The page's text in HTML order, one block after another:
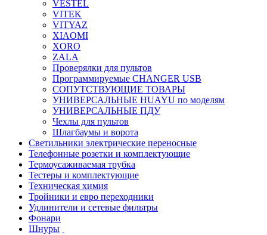
VESTEL
VITEK
VITYAZ
XIAOMI
XORO
ZALA
Проверялки для пультов
Программируемые CHANGER USB
СОПУТСТВУЮЩИЕ ТОВАРЫ
УНИВЕРСАЛЬНЫЕ HUAYU по моделям
УНИВЕРСАЛЬНЫЕ ПДУ
Чехлы для пультов
Шлагбаумы и ворота
Светильники электрические переносные
Телефонные розетки и комплектующие
Термоусаживаемая трубка
Тестеры и комплектующие
Техническая химия
Тройники и евро переходники
Удлинители и сетевые фильтры
Фонари
Шнуры